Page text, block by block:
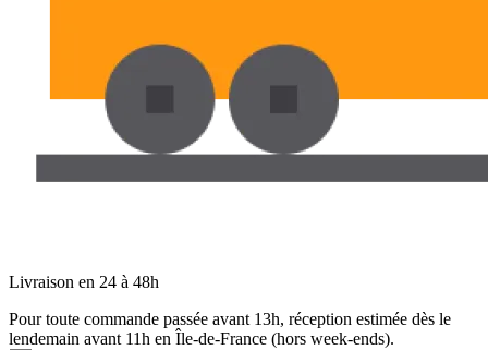
Livraison en 24 à 48h
Pour toute commande passée avant 13h, réception estimée dès le
lendemain avant 11h en Île-de-France (hors week-ends).